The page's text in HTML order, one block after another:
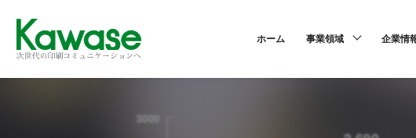
ホーム 事業領域 企業情